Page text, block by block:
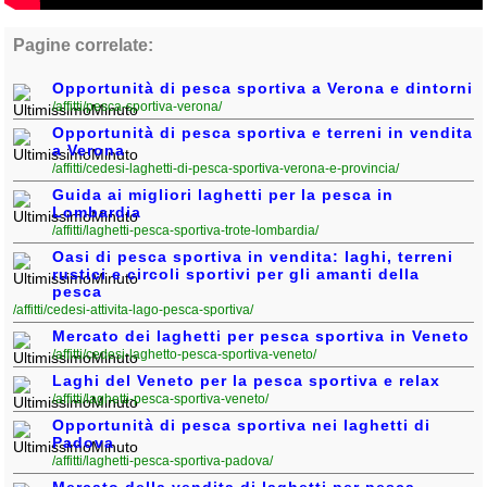
Pagine correlate:
Opportunità di pesca sportiva a Verona e dintorni
/affitti/pesca-sportiva-verona/
Opportunità di pesca sportiva e terreni in vendita
a Verona
/affitti/cedesi-laghetti-di-pesca-sportiva-verona-e-provincia/
Guida ai migliori laghetti per la pesca in
Lombardia
/affitti/laghetti-pesca-sportiva-trote-lombardia/
Oasi di pesca sportiva in vendita: laghi, terreni
rustici e circoli sportivi per gli amanti della
pesca
/affitti/cedesi-attivita-lago-pesca-sportiva/
Mercato dei laghetti per pesca sportiva in Veneto
/affitti/cedesi-laghetto-pesca-sportiva-veneto/
Laghi del Veneto per la pesca sportiva e relax
/affitti/laghetti-pesca-sportiva-veneto/
Opportunità di pesca sportiva nei laghetti di
Padova
/affitti/laghetti-pesca-sportiva-padova/
Liguria(189)
Lombardia(176)
Marche(242)
Molise(38)
Piemonte(118)
Puglia(787)
Sardegna(457)
Sicilia(824)
Toscana(448)
Trentino - Alto Adige
(139)
Umbria(103)
Valle d'Aosta(28)